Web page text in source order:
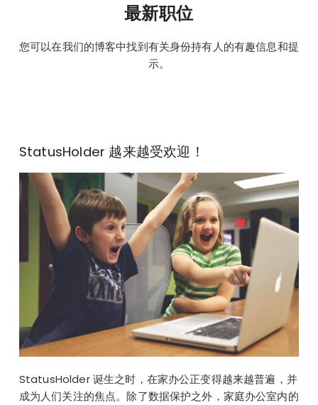
最新职位
您可以在我们的博客中找到有关身份持有人的有趣信息和提
示。
StatusHolder 越来越受欢迎！
StatusHolder 诞生之时，在家办公正变得越来越普遍，并
成为人们关注的焦点。除了数据保护之外，家庭办公室内的